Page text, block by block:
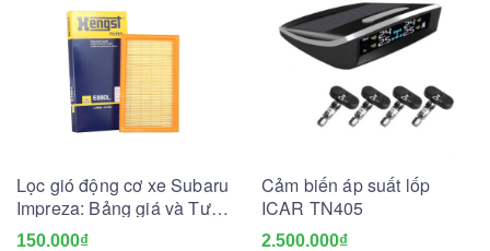
Lọc gió động cơ xe Subaru
Impreza: Bảng giá và Tư
vấn A-Z
150.000₫
Cảm biến áp suất lốp
ICAR TN405
2.500.000₫